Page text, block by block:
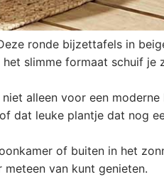
ronde bijzettafels in
slimme formaat schuif je
alleen voor een
dat leuke plantje dat nog
of buiten in het
van kunt genieten.